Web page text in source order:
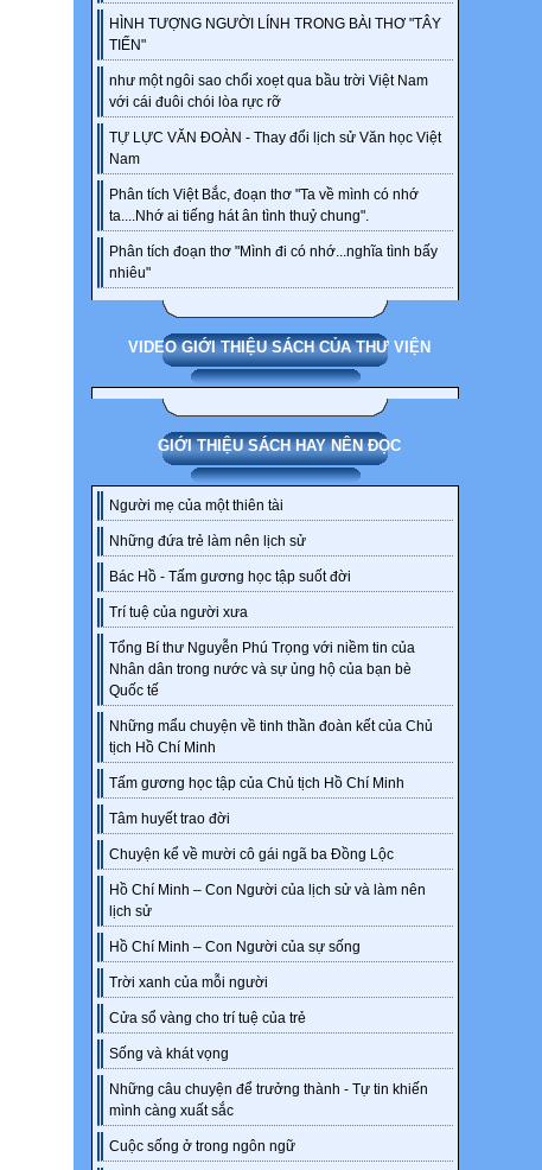
HÌNH TƯỢNG NGƯỜI LÍNH TRONG BÀI THƠ "TÂY
TIẾN"
như một ngôi sao chổi xoẹt qua bầu trời Việt Nam
với cái đuôi chói lòa rực rỡ
TỰ LỰC VĂN ĐOÀN - Thay đổi lịch sử Văn học Việt
Nam
Phân tích Việt Bắc, đoạn thơ "Ta về mình có nhớ
ta....Nhớ ai tiếng hát ân tình thuỷ chung".
Phân tích đoạn thơ "Mình đi có nhớ...nghĩa tình bấy
nhiêu"
VIDEO GIỚI THIỆU SÁCH CỦA THƯ VIỆN
GIỚI THIỆU SÁCH HAY NÊN ĐỌC
Người mẹ của một thiên tài
Những đứa trẻ làm nên lịch sử
Bác Hồ - Tấm gương học tập suốt đời
Trí tuệ của người xưa
Tổng Bí thư Nguyễn Phú Trọng với niềm tin của
Nhân dân trong nước và sự ủng hộ của bạn bè
Quốc tế
Những mẩu chuyện về tinh thần đoàn kết của Chủ
tịch Hồ Chí Minh
Tấm gương học tập của Chủ tịch Hồ Chí Minh
Tâm huyết trao đời
Chuyện kể về mười cô gái ngã ba Đồng Lộc
Hồ Chí Minh – Con Người của lịch sử và làm nên
lịch sử
Hồ Chí Minh – Con Người của sự sống
Trời xanh của mỗi người
Cửa sổ vàng cho trí tuệ của trẻ
Sống và khát vọng
Những câu chuyện để trưởng thành - Tự tin khiến
mình càng xuất sắc
Cuộc sống ở trong ngôn ngữ